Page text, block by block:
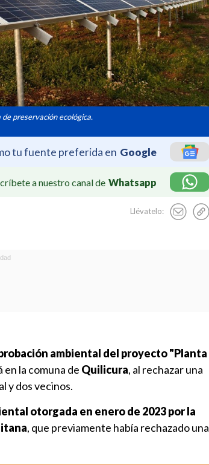
preservación ecológica.
tu fuente preferida en Google
a nuestro canal de Whatsapp
Llévatelo:
ambiental del proyecto "Planta
en la comuna de Quilicura, al rechazar una
y dos vecinos.
otorgada en enero de 2023 por la
, que previamente había rechazado una